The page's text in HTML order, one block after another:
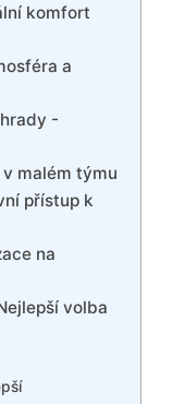
komfort
a
⁤-
malém týmu
přístup ⁣k
⁢na
volba